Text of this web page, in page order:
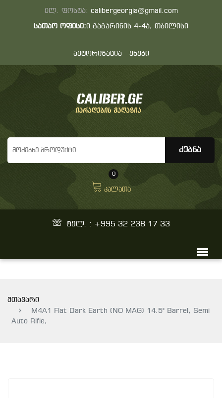
ელ. ფოსტა: calibergeorgia@gmail.com
სათაო ოფისი:ი.გაგარინის 4-4ა, თბილისი
ავტორიზაცია ენები
0
კალათა
ტელ. : +995 32 238 17 33
მთავარი
M4A1 Flat Dark Earth (NO MAG) 14.5" Barrel, Semi
Auto Rifle,